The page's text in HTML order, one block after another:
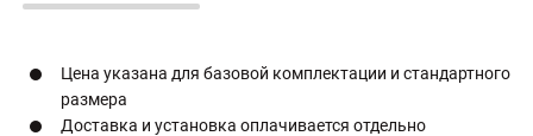
Цена указана для базовой комплектации и стандартного
размера
Доставка и установка оплачивается отдельно